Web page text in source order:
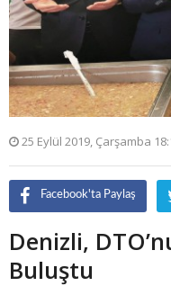
25 Eylül 2019, Çarşamba
Facebook'ta Paylaş
Denizli,
Buluştu